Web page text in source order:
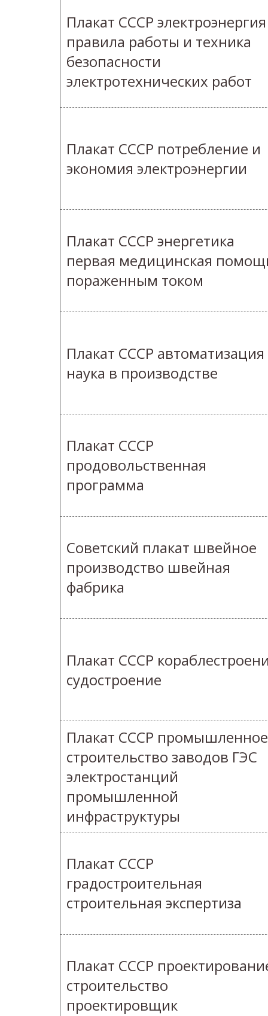
Плакат СССР электроэнергия
правила работы и техника
безопасности
электротехнических работ
Плакат СССР потребление и
экономия электроэнергии
Плакат СССР энергетика
первая медицинская
пораженным током
Плакат СССР
наука в производстве
Плакат СССР
продовольственная
программа
Советский плакат швейное
производство швейная
фабрика
Плакат СССР
судостроение
Плакат СССР промышленное
строительство заводов ГЭС
электростанций
промышленной
инфраструктуры
Плакат СССР
градостроительная
строительная экспертиза
Плакат СССР
строительство
проектировщик